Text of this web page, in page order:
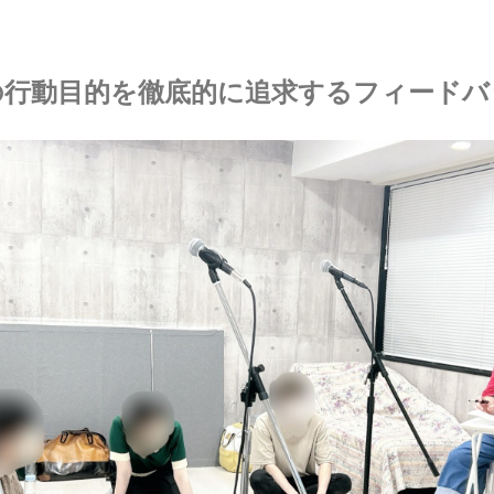
動目的を徹底的に追求するフィード